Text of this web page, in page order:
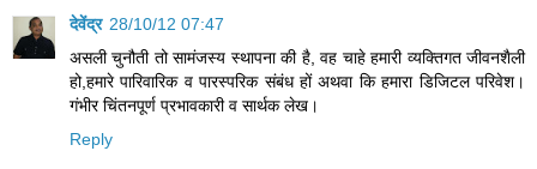
देवेंद्र 28/10/12 07:47
असली चुनौती तो सामंजस्य स्थापना की है, वह चाहे हमारी व्यक्तिगत जीवनशैली
हो,हमारे पारिवारिक व पारस्परिक संबंध हों अथवा कि हमारा डिजिटल परिवेश।
गंभीर चिंतनपूर्ण प्रभावकारी व सार्थक लेख।
Reply